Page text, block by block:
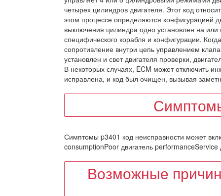
четырех цилиндров двигателя. Этот код
этом процессе определяются конфигурацией
выключения цилиндра одно установлен на или
специфического корабля и конфигурации.
сопротивление внутри цепь управлением
установлен и свет двигателя проверки,
В некоторых случаях, ECM может отключить
исправлена, и код был очищен, вызывая
Симптомы p3401 код неисправности может
consumptionPoor двигатель performanceService
Возможные